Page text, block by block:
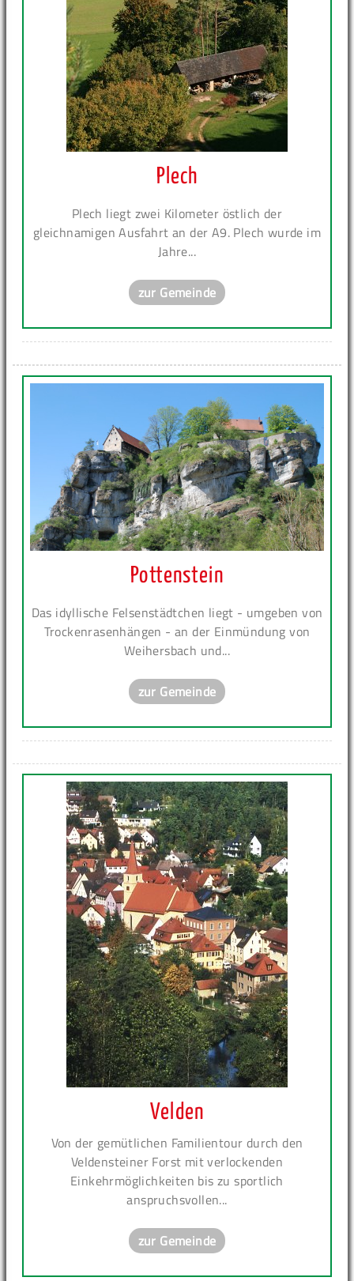
Plech
Plech liegt zwei Kilometer östlich der
gleichnamigen Ausfahrt an der A9. Plech wurde im
Jahre...
zur Gemeinde
Pottenstein
Das idyllische Felsenstädtchen liegt - umgeben von
Trockenrasenhängen - an der Einmündung von
Weihersbach und...
zur Gemeinde
Velden
Von der gemütlichen Familientour durch den
Veldensteiner Forst mit verlockenden
Einkehrmöglichkeiten bis zu sportlich
anspruchsvollen...
zur Gemeinde